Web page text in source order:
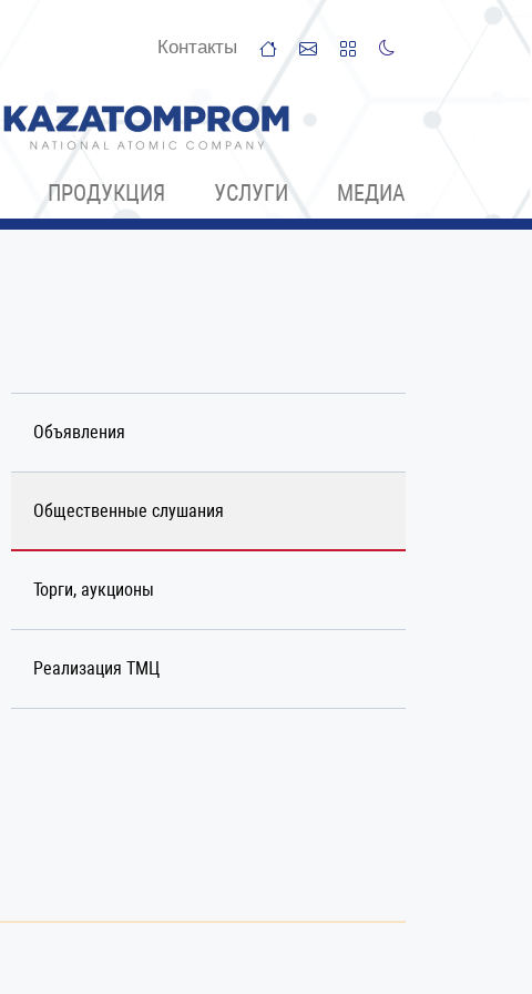
Контакты
ПРОДУКЦИЯ УСЛУГИ МЕДИА
Объявления
Общественные слушания
Торги, аукционы
Реализация ТМЦ